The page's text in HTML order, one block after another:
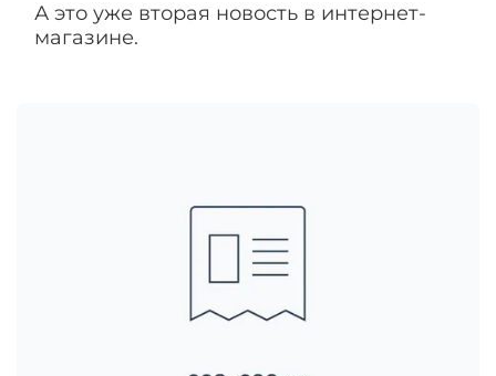
А это уже вторая новость в интернет-
магазине.